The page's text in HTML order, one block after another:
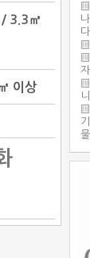
3.3㎡
이상
▒
다.
▒
▒
▒
▒